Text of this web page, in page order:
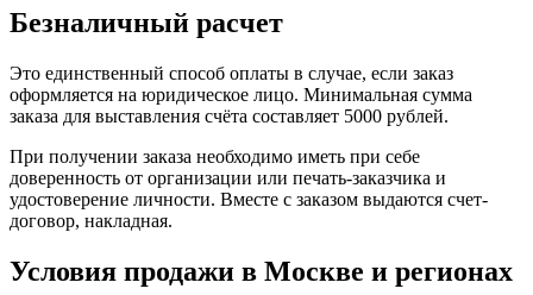
Безналичный расчет
Это единственный способ оплаты в случае, если заказ
оформляется на юридическое лицо. Минимальная сумма
заказа для выставления счёта составляет 5000 рублей.
При получении заказа необходимо иметь при себе
доверенность от организации или печать-заказчика и
удостоверение личности. Вместе с заказом выдаются счет-
договор, накладная.
Условия продажи в Москве и регионах